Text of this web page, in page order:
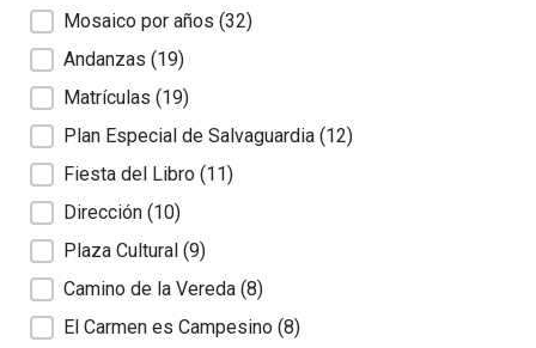
Mosaico por años (32)
Andanzas (19)
Matrículas (19)
Plan Especial de Salvaguardia (12)
Fiesta del Libro (11)
Dirección (10)
Plaza Cultural (9)
Camino de la Vereda (8)
El Carmen es Campesino (8)